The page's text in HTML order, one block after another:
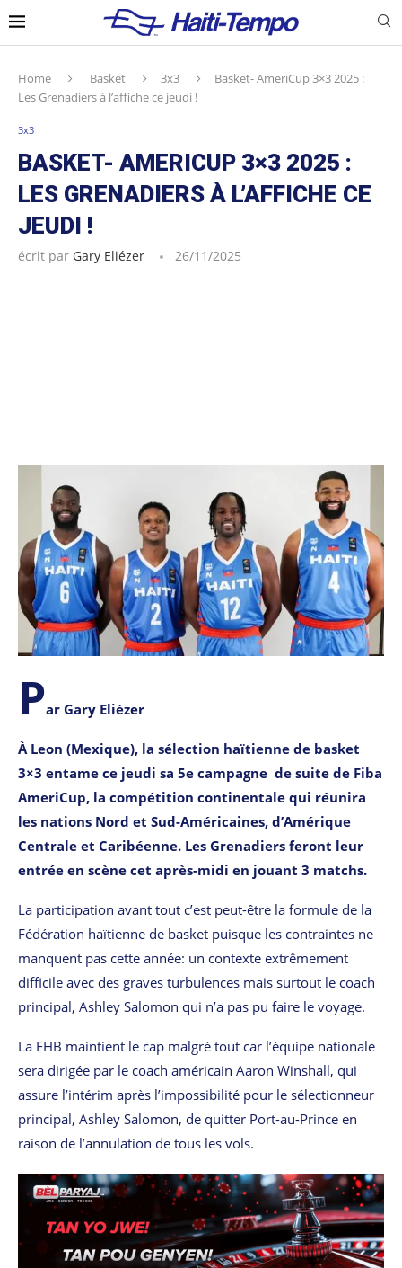
Home Basket 3x3
Basket- AmeriCup 3×3 2025 :
Les Grenadiers à l’affiche ce jeudi !
3x3
BASKET- AMERICUP 3×3 2025 :
LES GRENADIERS À L’AFFICHE CE
JEUDI !
écrit par Gary Eliézer 26/11/2025
Par Gary Eliézer
À Leon (Mexique), la sélection haïtienne de basket
3×3 entame ce jeudi sa 5e campagne de suite de Fiba
AmeriCup, la compétition continentale qui réunira
les nations Nord et Sud-Américaines, d’Amérique
Centrale et Caribéenne. Les Grenadiers feront leur
entrée en scène cet après-midi en jouant 3 matchs.
La participation avant tout c’est peut-être la formule de la
Fédération haïtienne de basket puisque les contraintes ne
manquent pas cette année: un contexte extrêmement
difficile avec des graves turbulences mais surtout le coach
principal, Ashley Salomon qui n’a pas pu faire le voyage.
La FHB maintient le cap malgré tout car l’équipe nationale
sera dirigée par le coach américain Aaron Winshall, qui
assure l’intérim après l’impossibilité pour le sélectionneur
principal, Ashley Salomon, de quitter Port-au-Prince en
raison de l’annulation de tous les vols.